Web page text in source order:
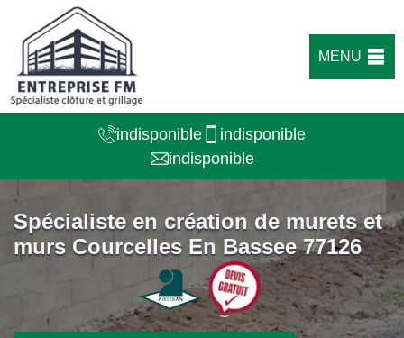
MENU
indisponible
indisponible
indisponible
Spécialiste en création de murets et
murs Courcelles En Bassee 77126